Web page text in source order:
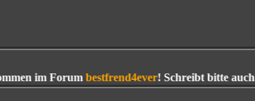
im Forumbestfrend4ever! Schreibt bitte auch